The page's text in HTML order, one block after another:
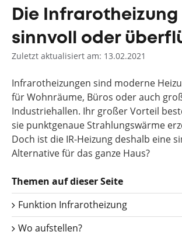
Die Infrarotheizung
sinnvoll oder
Zuletzt aktualisiert am: 13.02.2021
Infrarotheizungen sind moderne
für Wohnräume, Büros oder auch
Industriehallen. Ihr großer Vorteil
sie punktgenaue Strahlungswärme
Doch ist die IR-Heizung deshalb eine
Alternative für das ganze Haus?
Themen auf dieser Seite
Funktion Infrarotheizung
Wo aufstellen?